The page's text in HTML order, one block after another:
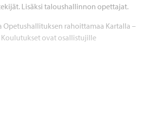
Lisäksi taloushallinnon opettajat.
Opetushallituksen rahoittamaa Kartalla –
Koulutukset ovat osallistujille